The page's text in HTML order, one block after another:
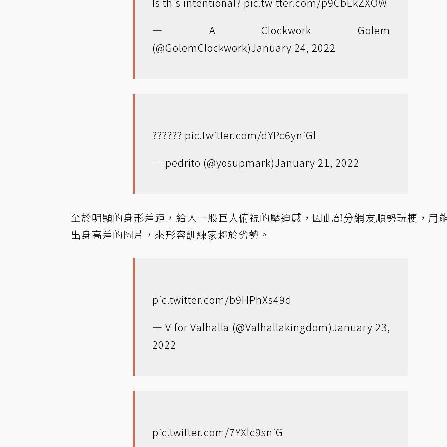
— A Clockwork Golem
(@GolemClockwork)January 24, 2022
?????? pic.twitter.com/dYPc6yniGl
— pedrito (@yosupmark)January 21, 2022
至於明顯的身形差距，給人一股巨人俯視的壓迫感，因此部分網友順勢玩梗，用
出身高差的圖片，來形容訓練家趨於劣勢。
pic.twitter.com/b9HPhXs49d
— V for Valhalla (@Valhallakingdom)January 23,
2022
pic.twitter.com/7YXlc9sniG